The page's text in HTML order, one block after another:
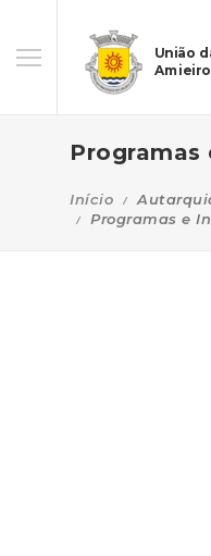
União
Amieiro
Programas
Início
Programas e